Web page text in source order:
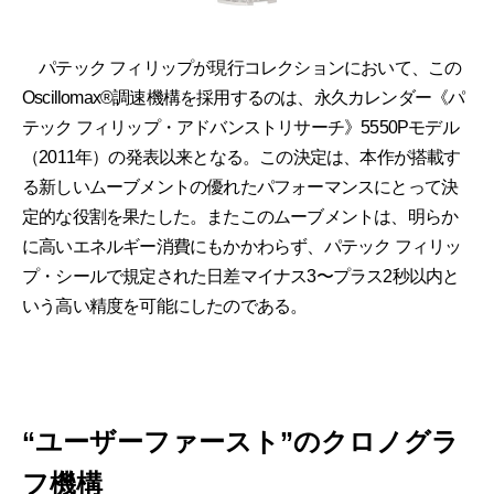
パテック フィリップが現行コレクションにおいて、この
Oscillomax®調速機構を採用するのは、永久カレンダー《パ
テック フィリップ・アドバンストリサーチ》5550Pモデル
（2011年）の発表以来となる。この決定は、本作が搭載す
る新しいムーブメントの優れたパフォーマンスにとって決
定的な役割を果たした。またこのムーブメントは、明らか
に高いエネルギー消費にもかかわらず、パテック フィリッ
プ・シールで規定された日差マイナス3〜プラス2秒以内と
いう高い精度を可能にしたのである。
“ユーザーファースト”のクロノグラ
フ機構